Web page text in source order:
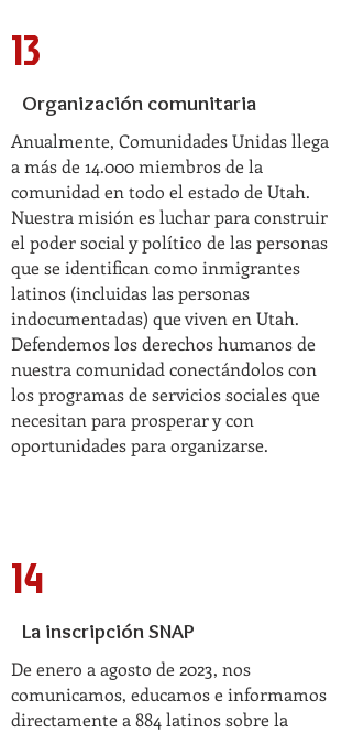
13
Organización comunitaria
Anualmente, Comunidades Unidas llega
a más de 14.000 miembros de la
comunidad en todo el estado de Utah.
Nuestra misión es luchar para construir
el poder social y político de las personas
que se identifican como inmigrantes
latinos (incluidas las personas
indocumentadas) que viven en Utah.
Defendemos los derechos humanos de
nuestra comunidad conectándolos con
los programas de servicios sociales que
necesitan para prosperar y con
oportunidades para organizarse.
14
La inscripción SNAP
De enero a agosto de 2023, nos
comunicamos, educamos e informamos
directamente a 884 latinos sobre la